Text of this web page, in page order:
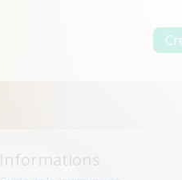
Informations